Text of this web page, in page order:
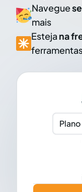
Navegue
mais
Esteja na